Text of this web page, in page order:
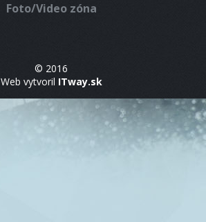
Foto/Video zóna
© 2016
Web vytvoril ITway.sk